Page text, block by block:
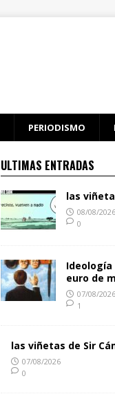
PERIODISMO
ULTIMAS ENTRADAS
las
08/08/2026
0
euro de
07/08/2026
1
las viñetas de Sir
07/08/2026
0